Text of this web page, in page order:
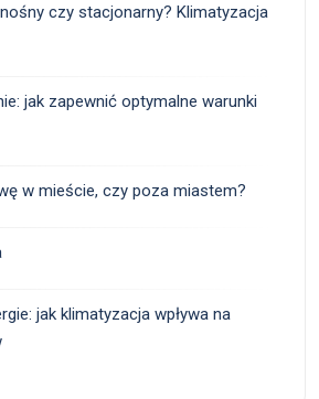
czy stacjonarny? Klimatyzacja
jak zapewnić optymalne warunki
w mieście, czy poza miastem?
jak klimatyzacja wpływa na